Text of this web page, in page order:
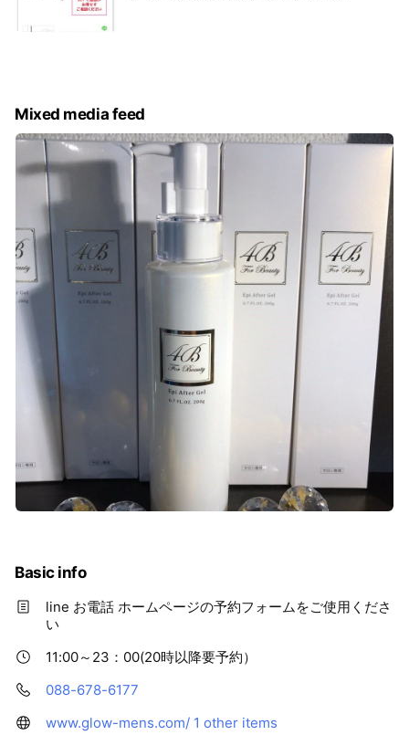
Mixed media feed
Basic info
line お電話 ホームページの予約フォームをご使用くださ
い
11:00～23：00(20時以降要予約）
088-678-6177
www.glow-mens.com/ 1 other items